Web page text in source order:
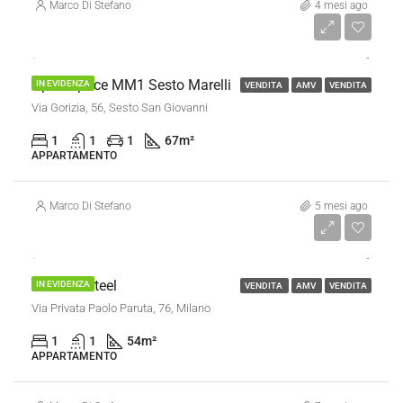
Marco Di Stefano 4 mesi ago
IN EVIDENZA VENDITA AMV VENDITA
Open Space MM1 Sesto Marelli
Via Gorizia, 56, Sesto San Giovanni
1 1 1 67m²
APPARTAMENTO
Marco Di Stefano 5 mesi ago
IN EVIDENZA VENDITA AMV VENDITA
Bilocale Steel
Via Privata Paolo Paruta, 76, Milano
1 1 54m²
APPARTAMENTO